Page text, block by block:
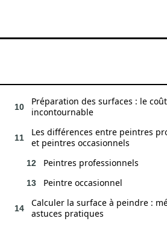
Préparation des surfaces : le coût
incontournable
Les différences entre peintres
et peintres occasionnels
Peintres professionnels
Peintre occasionnel
Calculer la surface à peindre :
astuces pratiques